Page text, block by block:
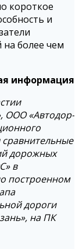
короткое
и
более чем
информация
ООО «Автодор-
сравнительные
дорожных
в
построенном
дороги
на ПК